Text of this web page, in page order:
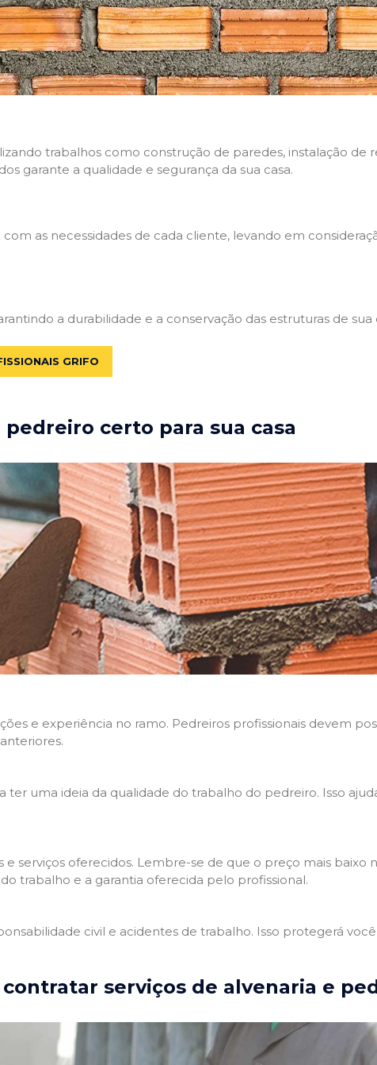
trabalhos como construção de paredes, instalação de
garante a qualidade e segurança da sua casa.
as necessidades de cada cliente, levando em
a durabilidade e a conservação das estruturas de sua
GRIFO
certo para sua casa
e experiência no ramo. Pedreiros profissionais devem
uma ideia da qualidade do trabalho do pedreiro. Isso
serviços oferecidos. Lembre-se de que o preço mais baixo
trabalho e a garantia oferecida pelo profissional.
civil e acidentes de trabalho. Isso protegerá
serviços de alvenaria e